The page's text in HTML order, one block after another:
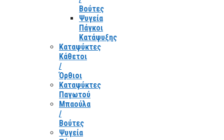
Βούτες
Ψυγεία
Πάγκοι
Κατάψυξης
Καταψύκτες
Κάθετοι
/
Όρθιοι
Καταψύκτες
Παγωτού
Μπαούλα
/
Βούτες
Ψυγεία